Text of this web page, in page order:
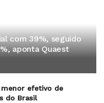
com 39%, seguido
aponta Quaest
efetivo de
do Brasil